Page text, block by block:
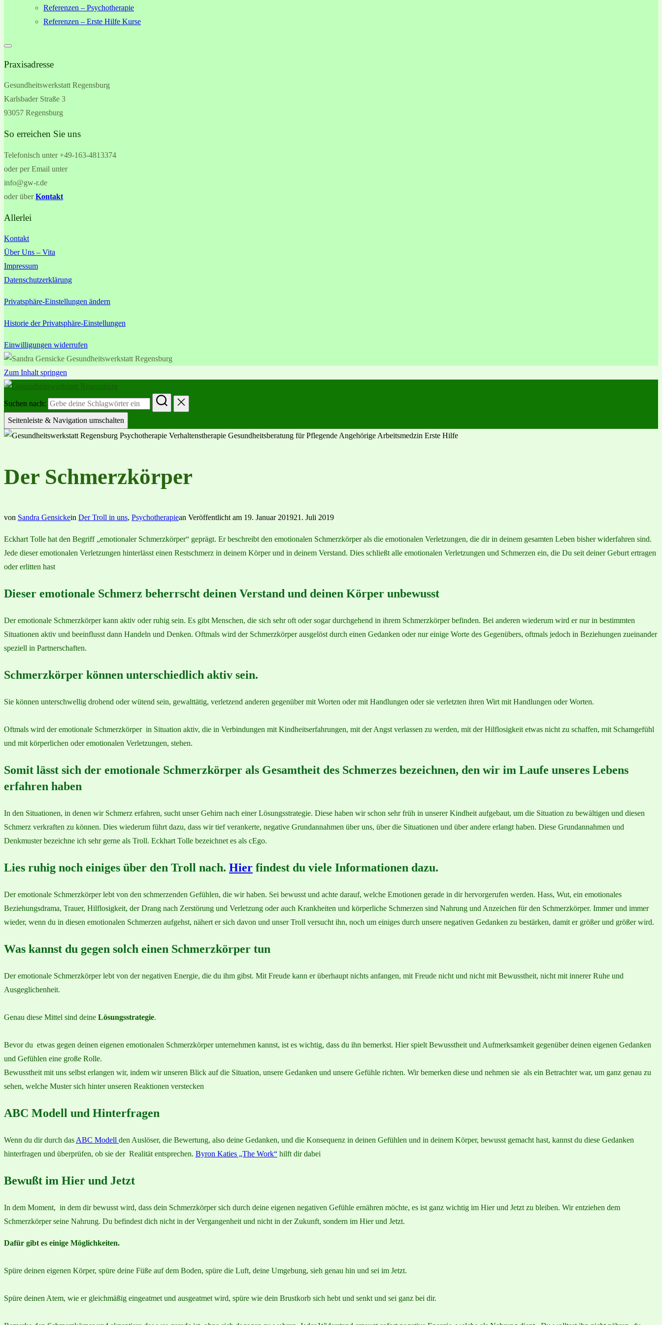
Referenzen – Psychotherapie
Referenzen – Erste Hilfe Kurse
Praxisadresse
Gesundheitswerkstatt Regensburg
Karlsbader Straße 3
93057 Regensburg
So erreichen Sie uns
Telefonisch unter +49-163-4813374
oder per Email unter
info@gw-r.de
oder überKontakt
Allerlei
Kontakt
Über Uns – Vita
Impressum
Datenschutzerklärung
Privatsphäre-Einstellungen ändern
Historie der Privatsphäre-Einstellungen
Einwilligungen widerrufen
Zum Inhalt springen
Suchen nach:
Seitenleiste & Navigation umschalten
Der Schmerzkörper
von Sandra Gensickein Der Troll in uns, Psychotherapiean Veröffentlicht am 19. Januar 201921. Juli 2019
Eckhart Tolle hat den Begriff „emotionaler Schmerzkörper“ geprägt. Er beschreibt den emotionalen Schmerzkörper als die emotionalen Verletzungen, die dir in deinem gesamten Leben bisher widerfahren sind.
Jede dieser emotionalen Verletzungen hinterlässt einen Restschmerz in deinem Körper und in deinem Verstand. Dies schließt alle emotionalen Verletzungen und Schmerzen ein, die Du seit deiner Geburt ertragen
oder erlitten hast
Dieser emotionale Schmerz beherrscht deinen Verstand und deinen Körper unbewusst
Der emotionale Schmerzkörper kann aktiv oder ruhig sein. Es gibt Menschen, die sich sehr oft oder sogar durchgehend in ihrem Schmerzkörper befinden. Bei anderen wiederum wird er nur in bestimmten
Situationen aktiv und beeinflusst dann Handeln und Denken. Oftmals wird der Schmerzkörper ausgelöst durch einen Gedanken oder nur einige Worte des Gegenübers, oftmals jedoch in Beziehungen zueinander
speziell in Partnerschaften.
Schmerzkörper können unterschiedlich aktiv sein.
Sie können unterschwellig drohend oder wütend sein, gewalttätig, verletzend anderen gegenüber mit Worten oder mit Handlungen oder sie verletzten ihren Wirt mit Handlungen oder Worten.
Oftmals wird der emotionale Schmerzkörper in Situation aktiv, die in Verbindungen mit Kindheitserfahrungen, mit der Angst verlassen zu werden, mit der Hilflosigkeit etwas nicht zu schaffen, mit Schamgefühl
und mit körperlichen oder emotionalen Verletzungen, stehen.
Somit lässt sich der emotionale Schmerzkörper als Gesamtheit des Schmerzes bezeichnen, den wir im Laufe unseres Lebens
erfahren haben
In den Situationen, in denen wir Schmerz erfahren, sucht unser Gehirn nach einer Lösungsstrategie. Diese haben wir schon sehr früh in unserer Kindheit aufgebaut, um die Situation zu bewältigen und diesen
Schmerz verkraften zu können. Dies wiederum führt dazu, dass wir tief verankerte, negative Grundannahmen über uns, über die Situationen und über andere erlangt haben. Diese Grundannahmen und
Denkmuster bezeichne ich sehr gerne als Troll. Eckhart Tolle bezeichnet es als cEgo.
Lies ruhig noch einiges über den Troll nach. Hier findest du viele Informationen dazu.
Der emotionale Schmerzkörper lebt von den schmerzenden Gefühlen, die wir haben. Sei bewusst und achte darauf, welche Emotionen gerade in dir hervorgerufen werden. Hass, Wut, ein emotionales
Beziehungsdrama, Trauer, Hilflosigkeit, der Drang nach Zerstörung und Verletzung oder auch Krankheiten und körperliche Schmerzen sind Nahrung und Anzeichen für den Schmerzkörper. Immer und immer
wieder, wenn du in diesen emotionalen Schmerzen aufgehst, nähert er sich davon und unser Troll versucht ihn, noch um einiges durch unsere negativen Gedanken zu bestärken, damit er größer und größer wird.
Was kannst du gegen solch einen Schmerzkörper tun
Der emotionale Schmerzkörper lebt von der negativen Energie, die du ihm gibst. Mit Freude kann er überhaupt nichts anfangen, mit Freude nicht und nicht mit Bewusstheit, nicht mit innerer Ruhe und
Ausgeglichenheit.
Genau diese Mittel sind deine Lösungsstrategie.
Bevor du etwas gegen deinen eigenen emotionalen Schmerzkörper unternehmen kannst, ist es wichtig, dass du ihn bemerkst. Hier spielt Bewusstheit und Aufmerksamkeit gegenüber deinen eigenen Gedanken
und Gefühlen eine große Rolle.
Bewusstheit mit uns selbst erlangen wir, indem wir unseren Blick auf die Situation, unsere Gedanken und unsere Gefühle richten. Wir bemerken diese und nehmen sie als ein Betrachter war, um ganz genau zu
sehen, welche Muster sich hinter unseren Reaktionen verstecken
ABC Modell und Hinterfragen
Wenn du dir durch das ABC Modell den Auslöser, die Bewertung, also deine Gedanken, und die Konsequenz in deinen Gefühlen und in deinem Körper, bewusst gemacht hast, kannst du diese Gedanken
hinterfragen und überprüfen, ob sie der Realität entsprechen. Byron Katies „The Work“ hilft dir dabei
Bewußt im Hier und Jetzt
In dem Moment, in dem dir bewusst wird, dass dein Schmerzkörper sich durch deine eigenen negativen Gefühle ernähren möchte, es ist ganz wichtig im Hier und Jetzt zu bleiben. Wir entziehen dem
Schmerzkörper seine Nahrung. Du befindest dich nicht in der Vergangenheit und nicht in der Zukunft, sondern im Hier und Jetzt.
Dafür gibt es einige Möglichkeiten.
Spüre deinen eigenen Körper, spüre deine Füße auf dem Boden, spüre die Luft, deine Umgebung, sieh genau hin und sei im Jetzt.
Spüre deinen Atem, wie er gleichmäßig eingeatmet und ausgeatmet wird, spüre wie dein Brustkorb sich hebt und senkt und sei ganz bei dir.